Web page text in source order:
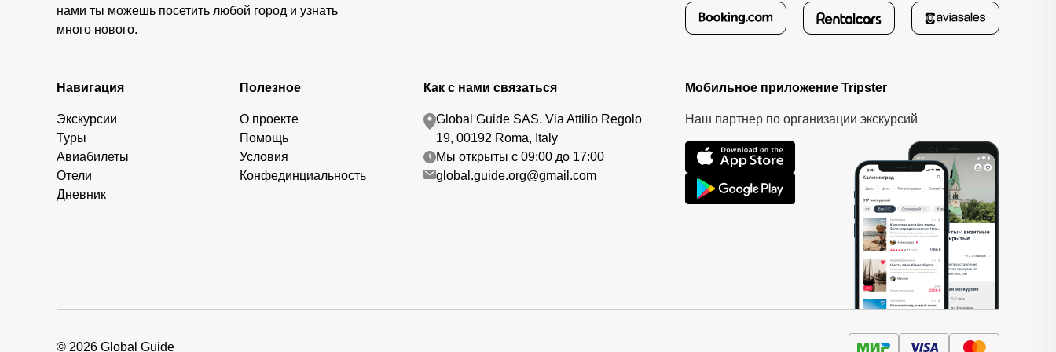
нами ты можешь посетить любой город и узнать
много нового.
Навигация
Экскурсии
Туры
Авиабилеты
Отели
Дневник
Полезное
О проекте
Помощь
Условия
Конфединциальность
Как с нами связаться
Global Guide SAS. Via Attilio Regolo
19, 00192 Roma, Italy
Мы открыты с 09:00 до 17:00
global.guide.org@gmail.com
Мобильное приложение Tripster
Наш партнер по организации экскурсий
© 2026 Global Guide